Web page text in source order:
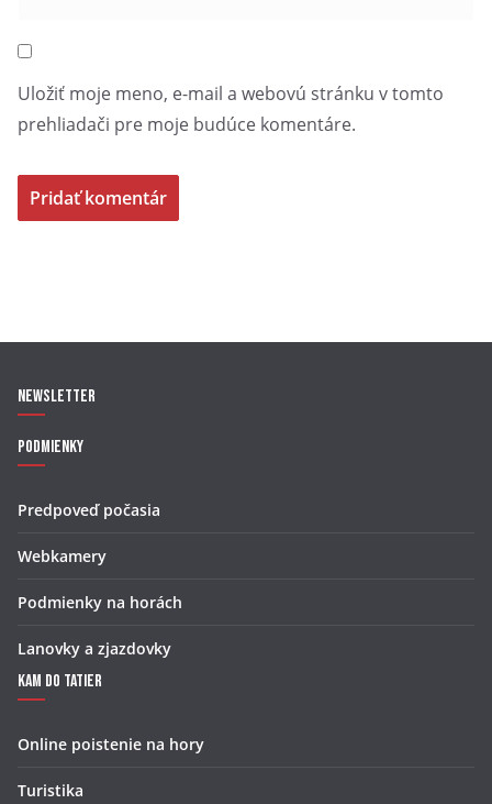
Uložiť moje meno, e-mail a webovú stránku v tomto
prehliadači pre moje budúce komentáre.
Newsletter
Podmienky
Predpoveď počasia
Webkamery
Podmienky na horách
Lanovky a zjazdovky
Kam do Tatier
Online poistenie na hory
Turistika